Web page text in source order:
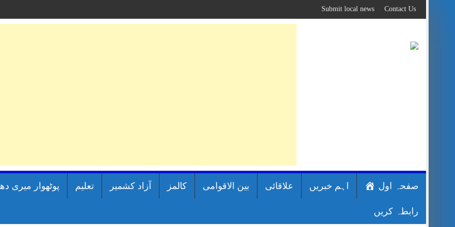
to
content
Contact Us
Submit local news
صفحہ اول اہم خبریں علاقائی بین الاقوامی کالمز آزاد کشمیر تعلیم پوٹھوار میری
رابطہ کریں